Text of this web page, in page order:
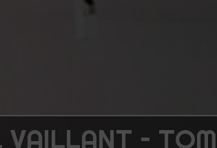
VAILLANT –